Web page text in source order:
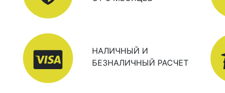
НАЛИЧНЫЙ И
БЕЗНАЛИЧНЫЙ РАСЧЕТ